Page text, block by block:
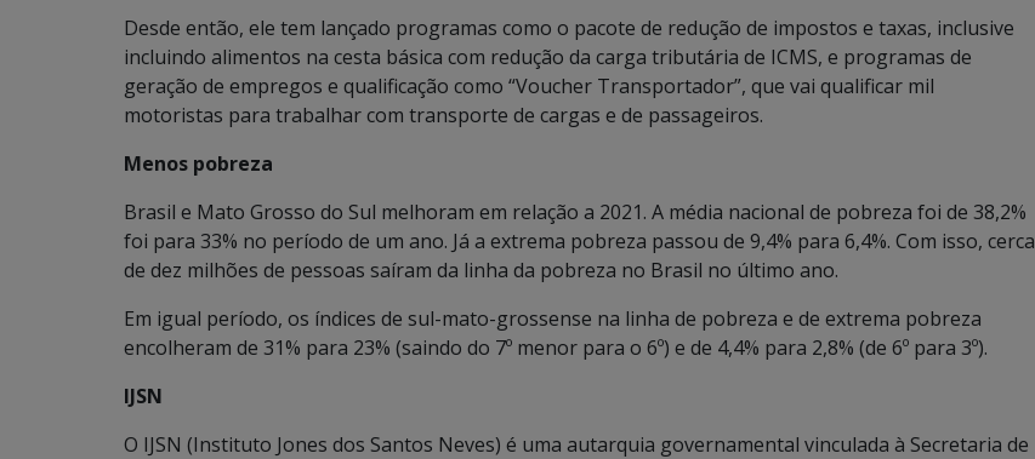
Desde então, ele tem lançado programas como o pacote de redução de impostos e taxas, inclusive
incluindo alimentos na cesta básica com redução da carga tributária de ICMS, e programas de
geração de empregos e qualificação como “Voucher Transportador”, que vai qualificar mil
motoristas para trabalhar com transporte de cargas e de passageiros.
Menos pobreza
Brasil e Mato Grosso do Sul melhoram em relação a 2021. A média nacional de pobreza foi de 38,2%
foi para 33% no período de um ano. Já a extrema pobreza passou de 9,4% para 6,4%. Com isso, cerca
de dez milhões de pessoas saíram da linha da pobreza no Brasil no último ano.
Em igual período, os índices de sul-mato-grossense na linha de pobreza e de extrema pobreza
encolheram de 31% para 23% (saindo do 7º menor para o 6º) e de 4,4% para 2,8% (de 6º para 3º).
IJSN
O IJSN (Instituto Jones dos Santos Neves) é uma autarquia governamental vinculada à Secretaria de